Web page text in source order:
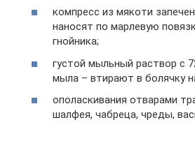
компресс из мякоти
наносят по марлевую
гнойника;
густой мыльный раствор с
мыла – втирают в болячку
ополаскивания отварами
шалфея, чабреца, чреды,